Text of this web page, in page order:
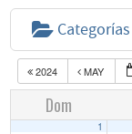
Categorías
2024 MAY
Dom
1